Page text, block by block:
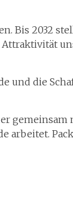
Bis 2032
und die
gemeinsam
arbeitet.